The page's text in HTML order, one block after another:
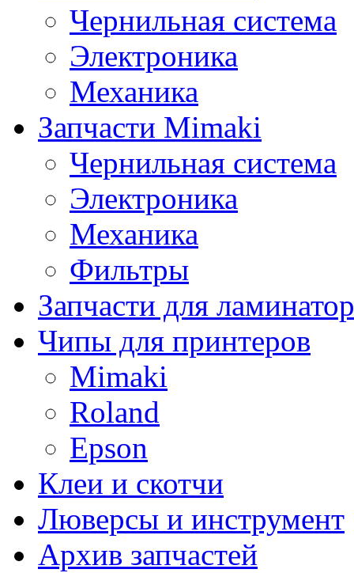
Чернильная система
Электроника
Механика
Запчасти Mimaki
Чернильная система
Электроника
Механика
Фильтры
Запчасти для
Чипы для принтеров
Mimaki
Roland
Epson
Клеи и скотчи
Люверсы и инструмент
Архив запчастей